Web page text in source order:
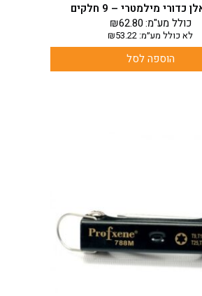
כדורי מילמטרי – 9 חלקים
₪62.80כולל מע"מ:
לא כולל מע״מ: ₪53.22
הוספה לסל